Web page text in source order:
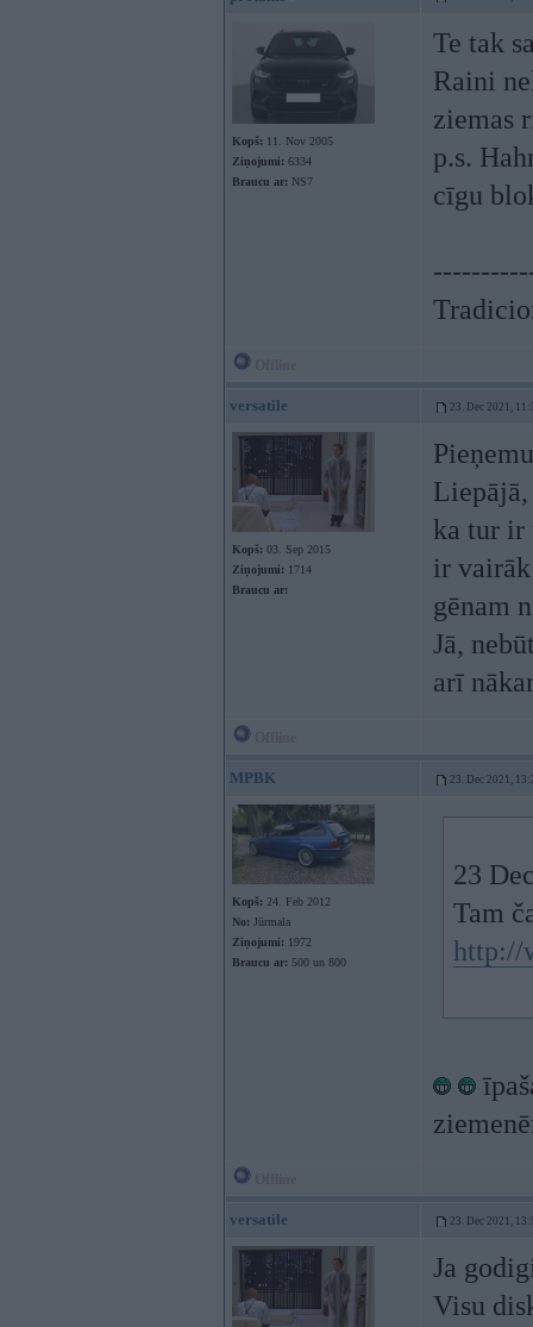
Kopš: 11. Nov 2005
Ziņojumi: 6334
Braucu ar: NS7
Te tak
Raini
ziemas
p.s.
cīgu
versatile 23. Dec 2021,
Kopš: 03. Sep 2015
Ziņojumi: 1714
Braucu ar:
Liepājā,
ka tur ir
ir
gēnam
Jā,
arī
MPBK 23. Dec 2021,
Kopš: 24. Feb 2012
No: Jūrmala
Ziņojumi: 1972
Braucu ar: 500 un 800
23
Tam
http://
versatile 23. Dec 2021,
Ja
Visu